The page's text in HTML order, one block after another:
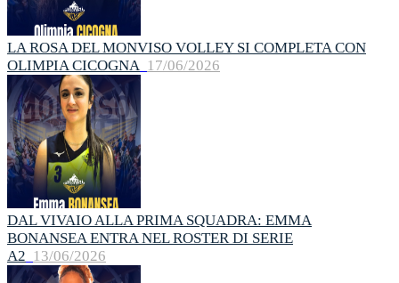
LA ROSA DEL MONVISO VOLLEY SI COMPLETA CON
OLIMPIA CICOGNA 17/06/2026
DAL VIVAIO ALLA PRIMA SQUADRA: EMMA
BONANSEA ENTRA NEL ROSTER DI SERIE
A2 13/06/2026